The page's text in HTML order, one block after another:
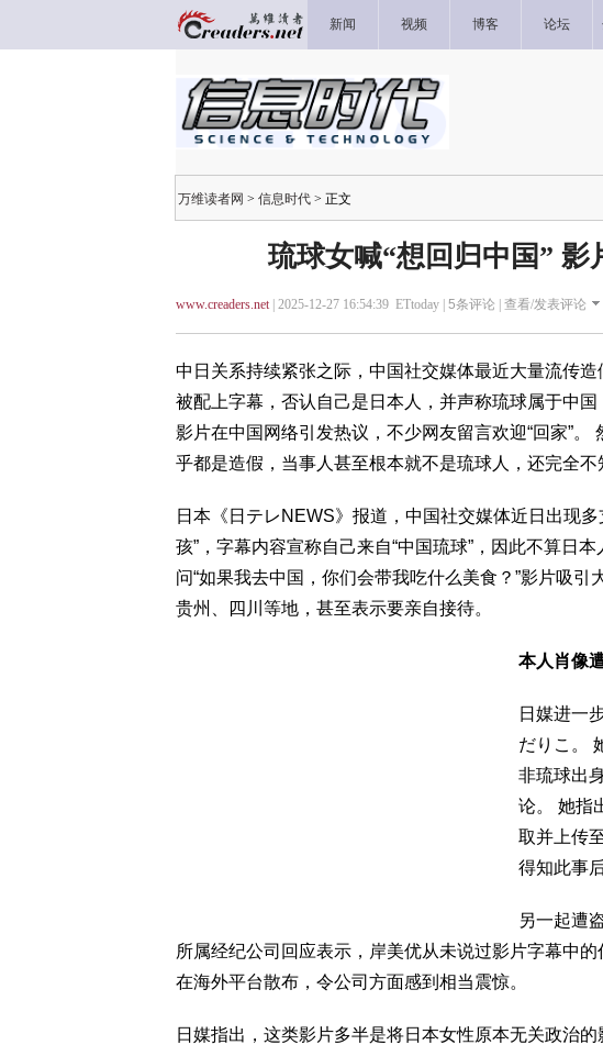
新闻 视频 博客 论坛
万维读者网 > 信息时代 > 正文
琉球女喊“想回归中国” 影
www.creaders.net| 2025-12-27 16:54:39 ETtoday | 5条评论 | 查看/发表评论
中日关系持续紧张之际，中国社交媒体最近大量流传造
被配上字幕，否认自己是日本人，并声称琉球属于中国
影片在中国网络引发热议，不少网友留言欢迎“回家”
乎都是造假，当事人甚至根本就不是琉球人，还完全不
日本《日テレNEWS》报道，中国社交媒体近日出现
孩”，字幕内容宣称自己来自“中国琉球”，因此不算日
问“如果我去中国，你们会带我吃什么美食？”影片吸
贵州、四川等地，甚至表示要亲自接待。
本人肖像
日媒进一
だりこ。
非琉球出
论。 她指
取并上传
得知此事
另一起遭
所属经纪公司回应表示，岸美优从未说过影片字幕中
在海外平台散布，令公司方面感到相当震惊。
日媒指出，这类影片多半是将日本女性原本无关政治